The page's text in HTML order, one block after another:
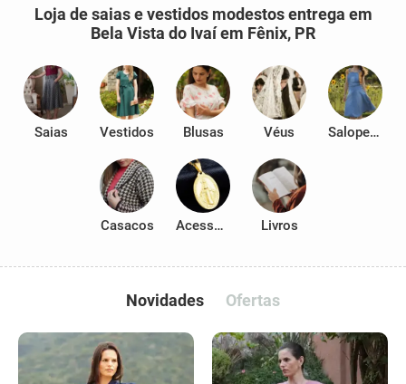
Loja de saias e vestidos modestos entrega em
Bela Vista do Ivaí em Fênix, PR
Saias Vestidos Blusas Véus Salopetes
Casacos Acessórios Livros
Novidades Ofertas